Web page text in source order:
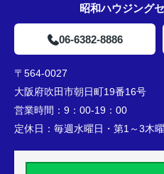
昭和ハウジング
06-6382-8886
〒564-0027
大阪府吹田市朝日町19番16号
営業時間： 9：00-19：00
定休日： 毎週水曜日・第1～3木